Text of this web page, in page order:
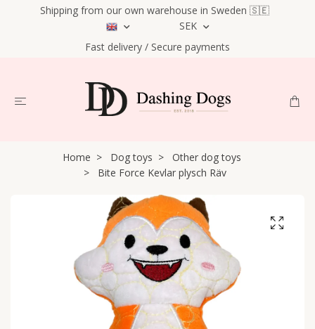
Shipping from our own warehouse in Sweden 🇸🇪
SEK
Fast delivery / Secure payments
Home Dog toys
Other dog toys
Bite Force Kevlar plysch Räv